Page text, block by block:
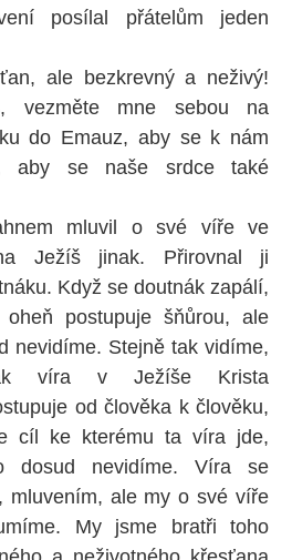
posílal přátelům jeden
ale bezkrevný a neživý!
vezměte mne sebou na
do Emauz, aby se k nám
aby se naše srdce také
mluvil o své víře ve
Ježíš jinak. Přirovnal ji
Když se doutnák zapálí,
postupuje šňůrou, ale
nevidíme. Stejně tak vidíme,
víra v Ježíše Krista
od člověka k člověku,
cíl ke kterému ta víra jde,
dosud nevidíme. Víra se
mluvením, ale my o své víře
My jsme bratři toho